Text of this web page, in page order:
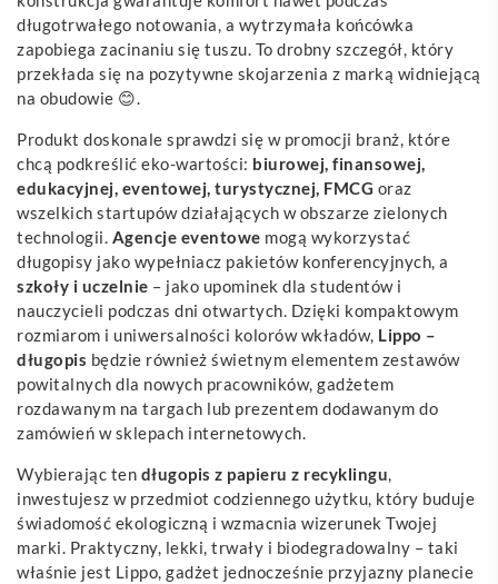
długotrwałego notowania, a wytrzymała końcówka
zapobiega zacinaniu się tuszu. To drobny szczegół, który
przekłada się na pozytywne skojarzenia z marką widniejącą
na obudowie 😊.
Produkt doskonale sprawdzi się w promocji branż, które
chcą podkreślić eko-wartości: biurowej, finansowej,
edukacyjnej, eventowej, turystycznej, FMCG oraz
wszelkich startupów działających w obszarze zielonych
technologii. Agencje eventowe mogą wykorzystać
długopisy jako wypełniacz pakietów konferencyjnych, a
szkoły i uczelnie – jako upominek dla studentów i
nauczycieli podczas dni otwartych. Dzięki kompaktowym
rozmiarom i uniwersalności kolorów wkładów, Lippo –
długopis będzie również świetnym elementem zestawów
powitalnych dla nowych pracowników, gadżetem
rozdawanym na targach lub prezentem dodawanym do
zamówień w sklepach internetowych.
Wybierając ten długopis z papieru z recyklingu,
inwestujesz w przedmiot codziennego użytku, który buduje
świadomość ekologiczną i wzmacnia wizerunek Twojej
marki. Praktyczny, lekki, trwały i biodegradowalny – taki
właśnie jest Lippo, gadżet jednocześnie przyjazny planecie